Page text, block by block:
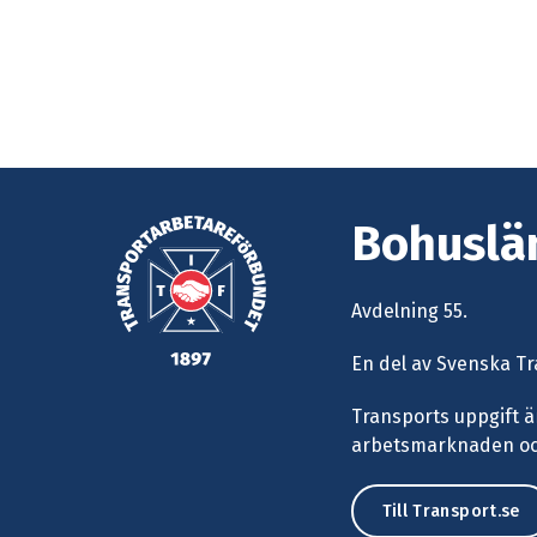
Avdelning 55.
En del av Svenska
Transports uppgift
arbetsmarknaden
Till Transport.se